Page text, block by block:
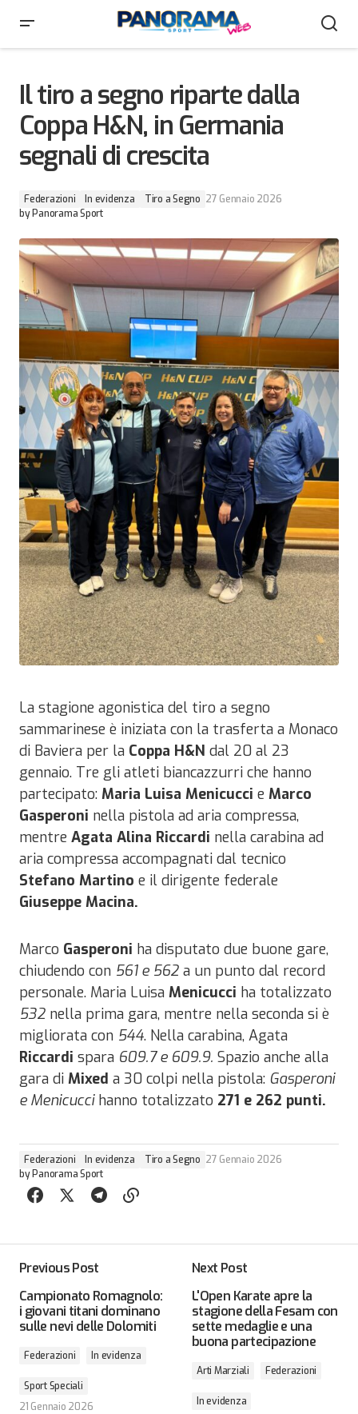
Il tiro a segno riparte dalla
Coppa H&N, in Germania
segnali di crescita
Federazioni In evidenza Tiro a Segno 27 Gennaio 2026
by Panorama Sport
La stagione agonistica del tiro a segno
sammarinese è iniziata con la trasferta a Monaco
di Baviera per la Coppa H&N dal 20 al 23
gennaio. Tre gli atleti biancazzurri che hanno
partecipato: Maria Luisa Menicucci e Marco
Gasperoni nella pistola ad aria compressa,
mentre Agata Alina Riccardi nella carabina ad
aria compressa accompagnati dal tecnico
Stefano Martino e il dirigente federale
Giuseppe Macina.
Marco Gasperoni ha disputato due buone gare,
chiudendo con 561 e 562 a un punto dal record
personale. Maria Luisa Menicucci ha totalizzato
532 nella prima gara, mentre nella seconda si è
migliorata con 544. Nella carabina, Agata
Riccardi spara 609.7 e 609.9. Spazio anche alla
gara di Mixed a 30 colpi nella pistola: Gasperoni
e Menicuccihanno totalizzato 271 e 262 punti.
Federazioni In evidenza Tiro a Segno 27 Gennaio 2026
byPanorama Sport
Previous Post
Campionato Romagnolo:
i giovani titani dominano
sulle nevi delle Dolomiti
Federazioni In evidenza
Sport Speciali
21 Gennaio 2026
Next Post
L'Open Karate apre la
stagione della Fesam con
sette medaglie e una
buona partecipazione
Arti Marziali Federazioni
In evidenza